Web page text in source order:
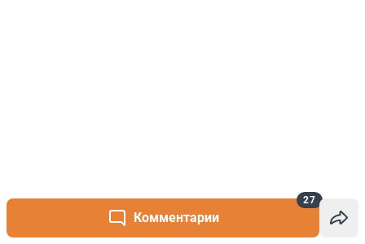
Комментарии
27